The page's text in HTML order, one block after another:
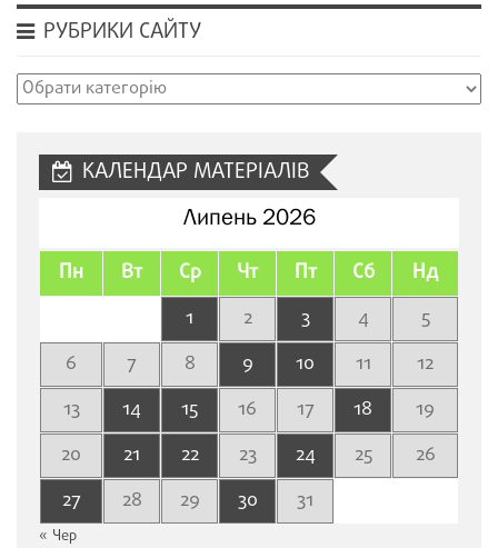
РУБРИКИ САЙТУ
Рубрики
КАЛЕНДАР МАТЕРІАЛІВ
Липень 2026
Пн Вт Ср Чт Пт Сб Нд
1 2 3 4
5
6
7 8 9 10 11
12
13
14 15 16 17 18
19
20
21 22 23 24 25
26
27
28 29 30 31
« Чер